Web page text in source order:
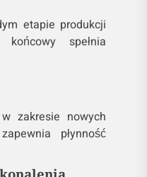
etapie produkcji
spełnia
w zakresie nowych
płynność